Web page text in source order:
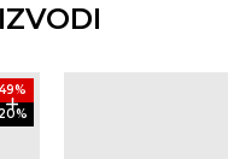
%
20%